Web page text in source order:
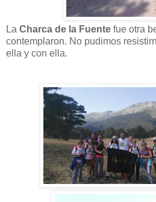
La Charca de la Fuente fue otra
contemplaron. No pudimos
ella y con ella.